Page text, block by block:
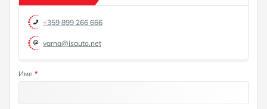
+359 899 266 666
varna@isauto.net
Име *